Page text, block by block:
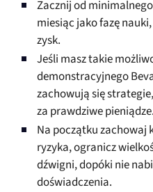
Zacznij od
miesiąc jako fazę
zysk.
Jeśli masz takie
demonstracyjnego
zachowują się
za prawdziwe pieniądze.
Na początku zachowaj
ryzyka, ogranicz
dźwigni, dopóki nie
doświadczenia.